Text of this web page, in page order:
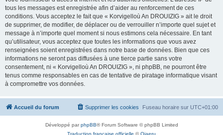
tous les messages est enregistrée afin d’aider au renforcement de ces
conditions. Vous acceptez le fait que « Korvigelloù An DROUIZIG » ait le droit
de supprimer, de modifier, de déplacer ou de verrouiller n’importe quel sujet et
message à n’importe quel moment si nous estimons cela nécessaire. En tant
qu’utilisateur, vous acceptez que toutes les informations que vous avez
renseignées soient enregistrées dans notre base de données. Bien que ces
informations ne seront pas diffusées à une tierce partie sans votre
consentement, ni « Korvigelloù An DROUIZIG », ni phpBB, ne pourront être
tenus comme responsables en cas de tentative de piratage informatique visant
à compromettre vos données.
Accueil du forum Fuseau horaire sur UTC+01:00
Supprimer les cookies
Développé parphpBB® Forum Software © phpBB Limited
Traduction française officielle ©Qiaeru